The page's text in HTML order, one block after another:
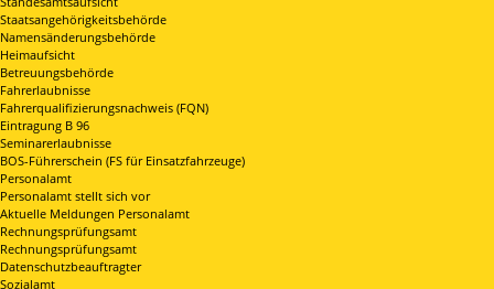
Staatsangehörigkeitsbehörde
Namensänderungsbehörde
Heimaufsicht
Betreuungsbehörde
Fahrerlaubnisse
Fahrerqualifizierungsnachweis (FQN)
Eintragung B 96
Seminarerlaubnisse
BOS-Führerschein (FS für Einsatzfahrzeuge)
Personalamt
Personalamt stellt sich vor
Aktuelle Meldungen Personalamt
Rechnungsprüfungsamt
Rechnungsprüfungsamt
Datenschutzbeauftragter
Sozialamt